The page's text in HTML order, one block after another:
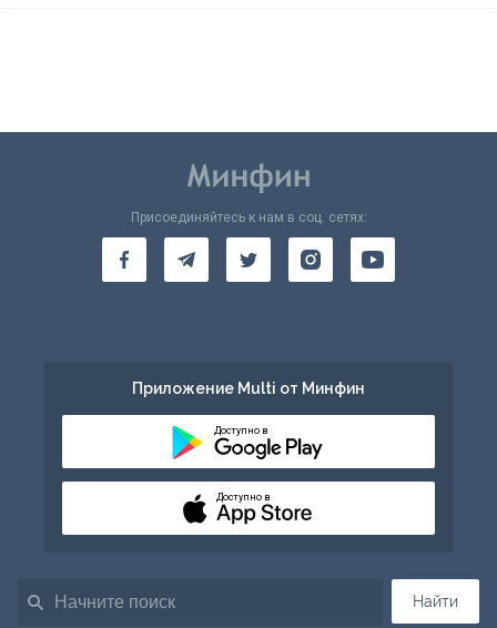
Найти
Присоединяйтесь к нам в соц. сетях:
Приложение Multi от Минфин
Доступно в
Доступно в